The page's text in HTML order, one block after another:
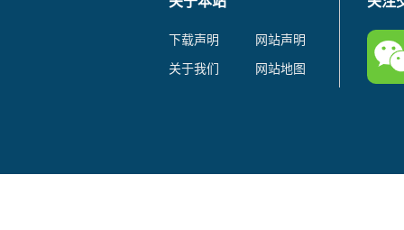
下载声明
网站声明
关于我们
网站地图